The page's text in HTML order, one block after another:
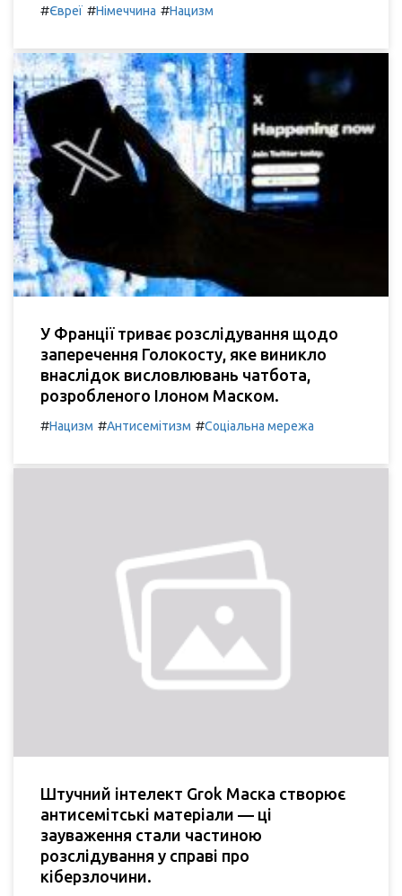
#Євреї #Німеччина #Нацизм
У Франції триває розслідування щодо
заперечення Голокосту, яке виникло
внаслідок висловлювань чатбота,
розробленого Ілоном Маском.
#Нацизм #Антисемітизм #Соціальна мережа
Штучний інтелект Grok Маска створює
антисемітські матеріали — ці
зауваження стали частиною
розслідування у справі про
кіберзлочини.